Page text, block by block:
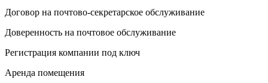
Договор на почтово-секретарское обслуживание
Доверенность на почтовое обслуживание
Регистрация компании под ключ
Аренда помещения